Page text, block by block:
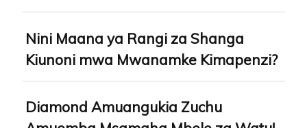
Nini Maana ya Rangi za Shanga
Kiunoni mwa Mwanamke Kimapenzi?
Diamond Amuangukia Zuchu